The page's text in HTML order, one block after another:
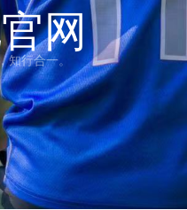
网
行合一。